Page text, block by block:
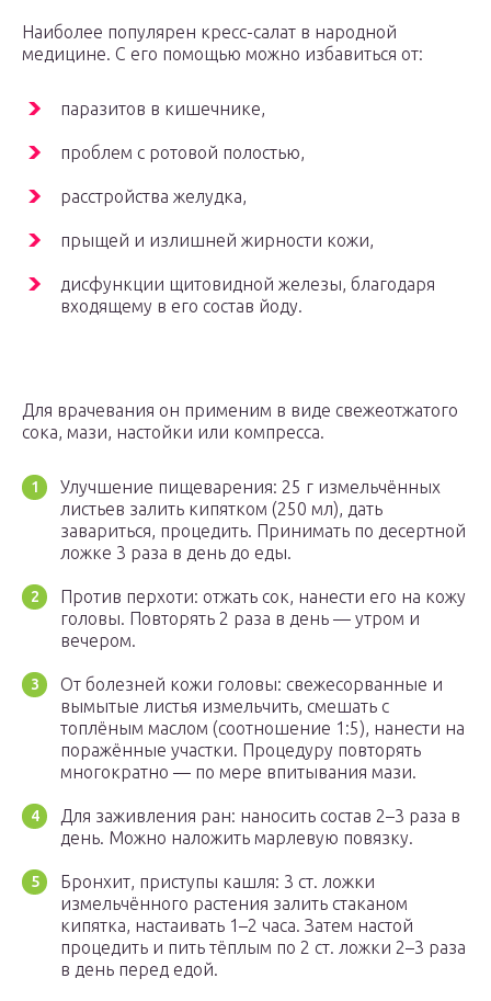
Наиболее популярен кресс-салат в народной
медицине. С его помощью можно избавиться от:
паразитов в кишечнике,
проблем с ротовой полостью,
расстройства желудка,
прыщей и излишней жирности кожи,
дисфункции щитовидной железы, благодаря
входящему в его состав йоду.
Для врачевания он применим в виде свежеотжатого
сока, мази, настойки или компресса.
Улучшение пищеварения: 25 г измельчённых
листьев залить кипятком (250 мл), дать
завариться, процедить. Принимать по десертной
ложке 3 раза в день до еды.
Против перхоти: отжать сок, нанести его на кожу
головы. Повторять 2 раза в день — утром и
вечером.
От болезней кожи головы: свежесорванные и
вымытые листья измельчить, смешать с
топлёным маслом (соотношение 1:5), нанести на
поражённые участки. Процедуру повторять
многократно — по мере впитывания мази.
Для заживления ран: наносить состав 2–3 раза в
день. Можно наложить марлевую повязку.
Бронхит, приступы кашля: 3 ст. ложки
измельчённого растения залить стаканом
кипятка, настаивать 1–2 часа. Затем настой
процедить и пить тёплым по 2 ст. ложки 2–3 раза
в день перед едой.